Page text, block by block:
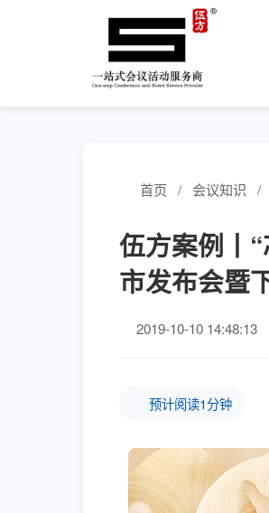
首页 / 会议知识 /
伍方案例丨
市发布会暨
2019-10-10 14:48:13
预计阅读1分钟